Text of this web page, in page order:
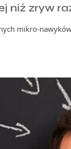
niż zryw
mikro-